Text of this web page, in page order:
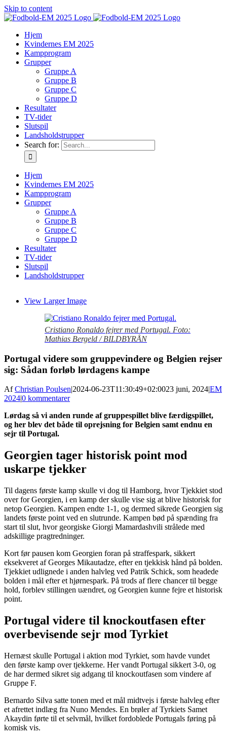
Skip to content
Hjem
Kvindernes EM 2025
Kampprogram
Grupper
Gruppe A
Gruppe B
Gruppe C
Gruppe D
Resultater
TV-tider
Slutspil
Landsholdstrupper
Search for:
Hjem
Kvindernes EM 2025
Kampprogram
Grupper
Gruppe A
Gruppe B
Gruppe C
Gruppe D
Resultater
TV-tider
Slutspil
Landsholdstrupper
View Larger Image
Cristiano Ronaldo fejrer med Portugal. Foto:
Mathias Bergeld / BILDBYRÅN
Portugal videre som gruppevindere og Belgien rejser
sig: Sådan forløb lørdagens kampe
AfChristian Poulsen|2024-06-23T11:30:49+02:0023 juni, 2024|EM
2024|0 kommentarer
Lørdag så vi anden runde af gruppespillet blive færdigspillet,
og her blev det både til oprejsning for Belgien samt endnu en
sejr til Portugal.
Georgien tager historisk point mod
uskarpe tjekker
Til dagens første kamp skulle vi dog til Hamborg, hvor Tjekkiet stod
over for Georgien, i en kamp der skulle vise sig at blive historisk for
netop Georgien. Kampen endte 1-1, og dermed sikrede Georgien sig
landets første point ved en slutrunde. Kampen bød på spænding fra
start til slut, hvor georgiske Giorgi Mamardashvili strålede med
adskillige pragtredninger.
Kort før pausen kom Georgien foran på straffespark, sikkert
eksekveret af Georges Mikautadze, efter en tjekkisk hånd på bolden.
Tjekkiet udlignede i anden halvleg ved Patrik Schick, som headede
bolden i mål efter et hjørnespark. På trods af flere chancer til begge
hold, forblev stillingen uændret, og Georgien kunne fejre et historisk
point.
Portugal videre til knockoutfasen efter
overbevisende sejr mod Tyrkiet
Hernæst skulle Portugal i aktion mod Tyrkiet, som havde vundet
den første kamp over tjekkerne. Her vandt Portugal sikkert 3-0, og
de har dermed sikret sig adgang til knockoutfasen som vindere af
Gruppe F.
Bernardo Silva satte tonen med et mål midtvejs i første halvleg efter
et afrettet indlæg fra Nuno Mendes. En brøler af Tyrkiets Samet
Akaydin førte til et selvmål, hvilket fordoblede Portugals føring på
komisk vis.